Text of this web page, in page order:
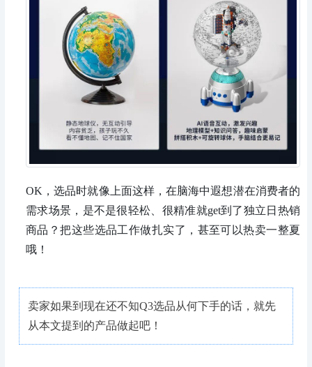
OK ，选品时就像上面这样，在脑海中遐想潜在消费者的
需求场景，是不是很轻松、很精准就get到了独立日热销
商品？把这些选品工作做扎实了，甚至可以热卖一整夏
哦！
卖家如果到现在还不知Q3选品从何下手的话，就先
从本文提到的产品做起吧！